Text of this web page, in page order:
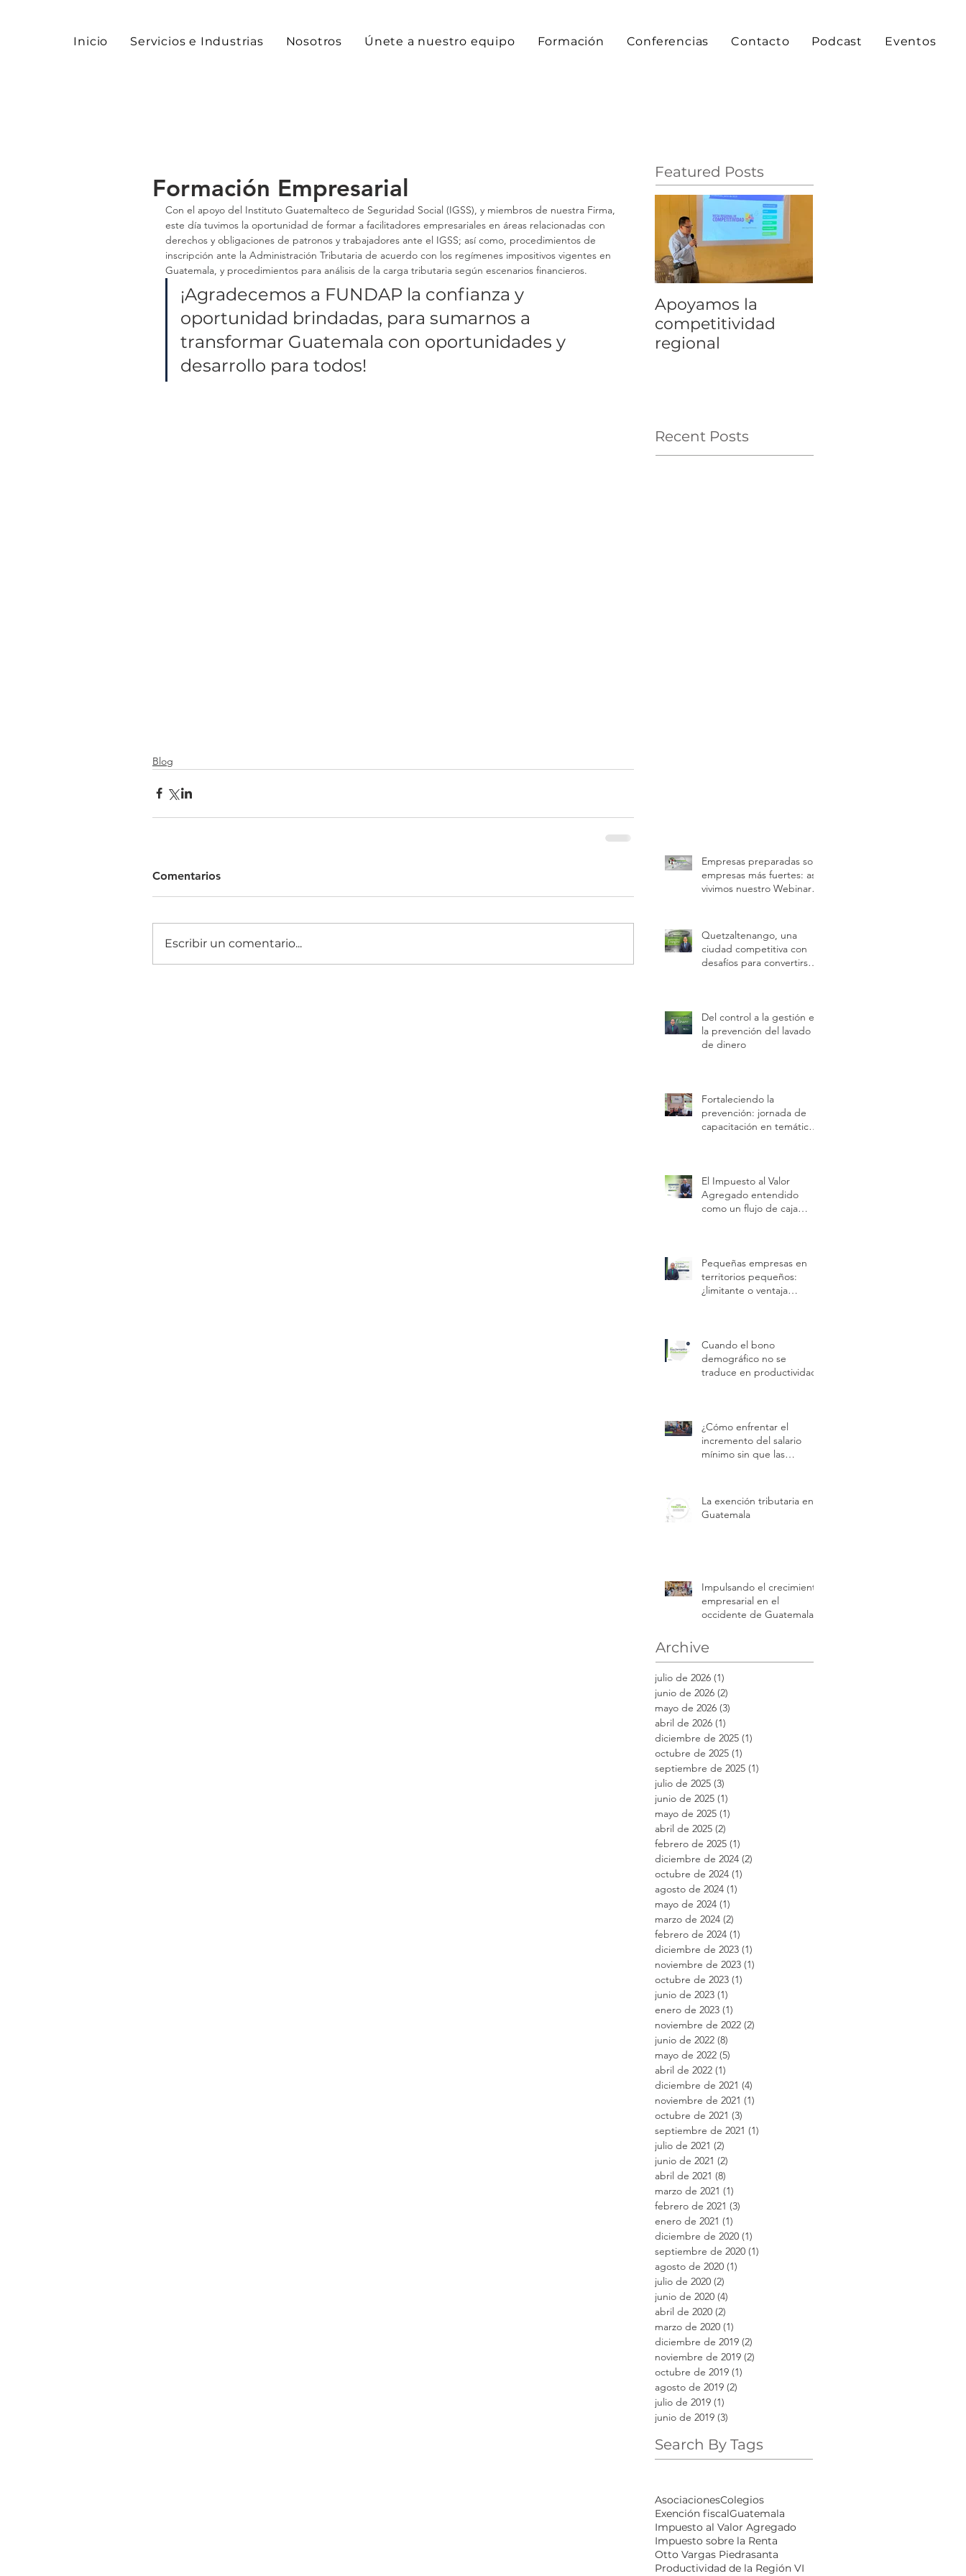
Inicio Servicios e Industrias Nosotros Únete a nuestro equipo Formación Conferencias Contacto Podcast Eventos
Formación Empresarial
Con el apoyo del Instituto Guatemalteco de Seguridad Social (IGSS), y miembros de nuestra Firma,
este día tuvimos la oportunidad de formar a facilitadores empresariales en áreas relacionadas con
derechos y obligaciones de patronos y trabajadores ante el IGSS; así como, procedimientos de
inscripción ante la Administración Tributaria de acuerdo con los regímenes impositivos vigentes en
Guatemala, y procedimientos para análisis de la carga tributaria según escenarios financieros.
¡Agradecemos a FUNDAP la confianza y
oportunidad brindadas, para sumarnos a
transformar Guatemala con oportunidades y
desarrollo para todos!
Blog
Comentarios
Escribir un comentario...
Featured Posts
Apoyamos la
competitividad
regional
Recent Posts
Empresas preparadas son
empresas más fuertes: así
vivimos nuestro Webinar
de trabajo
Quetzaltenango, una
ciudad competitiva con
desafíos para convertirse
Del control a la gestión en
la prevención del lavado
de dinero
Fortaleciendo la
prevención: jornada de
capacitación en temáticas
El Impuesto al Valor
Agregado entendido
como un flujo de caja
Pequeñas empresas en
territorios pequeños:
¿limitante o ventaja
Cuando el bono
demográfico no se
traduce en productividad
¿Cómo enfrentar el
incremento del salario
mínimo sin que las
La exención tributaria en
Guatemala
Impulsando el crecimiento
empresarial en el
occidente de Guatemala
Archive
julio de 2026 (1)
junio de 2026 (2)
mayo de 2026 (3)
abril de 2026 (1)
diciembre de 2025 (1)
octubre de 2025 (1)
septiembre de 2025 (1)
julio de 2025 (3)
junio de 2025 (1)
mayo de 2025 (1)
abril de 2025 (2)
febrero de 2025 (1)
diciembre de 2024 (2)
octubre de 2024 (1)
agosto de 2024 (1)
mayo de 2024 (1)
marzo de 2024 (2)
febrero de 2024 (1)
diciembre de 2023 (1)
noviembre de 2023 (1)
octubre de 2023 (1)
junio de 2023 (1)
enero de 2023 (1)
noviembre de 2022 (2)
junio de 2022 (8)
mayo de 2022 (5)
abril de 2022 (1)
diciembre de 2021 (4)
noviembre de 2021 (1)
octubre de 2021 (3)
septiembre de 2021 (1)
julio de 2021 (2)
junio de 2021 (2)
abril de 2021 (8)
marzo de 2021 (1)
febrero de 2021 (3)
enero de 2021 (1)
diciembre de 2020 (1)
septiembre de 2020 (1)
agosto de 2020 (1)
julio de 2020 (2)
junio de 2020 (4)
abril de 2020 (2)
marzo de 2020 (1)
diciembre de 2019 (2)
noviembre de 2019 (2)
octubre de 2019 (1)
agosto de 2019 (2)
julio de 2019 (1)
junio de 2019 (3)
Search By Tags
AsociacionesColegios
Exención fiscalGuatemala
Impuesto al Valor Agregado
Impuesto sobre la Renta
Otto Vargas Piedrasanta
Productividad de la Región VI